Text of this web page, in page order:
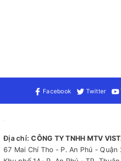
Facebook Twitter
Địa chỉ: CÔNG TY TNHH MTV
67 Mai Chí Tho - P. An Phú - Quận